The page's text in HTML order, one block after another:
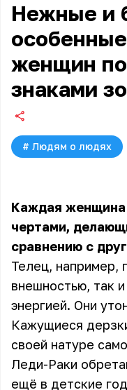
Нежные и
женщин
знаками
# Людям о людях
Каждая женщина
чертами,
сравнению с
Телец, например,
внешностью, так
энергией. Они
Кажущиеся
своей натуре
Леди-Раки
ещё в детские